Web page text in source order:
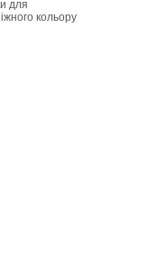
для
кольору